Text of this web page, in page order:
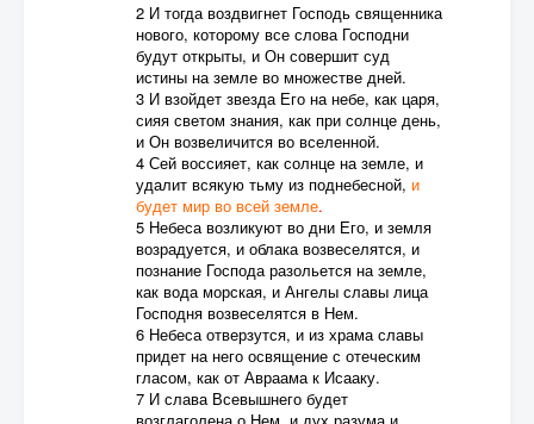
2 И тогда воздвигнет Господь священника
нового, которому все слова Господни
будут открыты, и Он совершит суд
истины на земле во множестве дней.
3 И взойдет звезда Его на небе, как царя,
сияя светом знания, как при солнце день,
и Он возвеличится во вселенной.
4 Сей воссияет, как солнце на земле, и
удалит всякую тьму из поднебесной, и
будет мир во всей земле.
5 Небеса возликуют во дни Его, и земля
возрадуется, и облака возвеселятся, и
познание Господа разольется на земле,
как вода морская, и Ангелы славы лица
Господня возвеселятся в Нем.
6 Небеса отверзутся, и из храма славы
придет на него освящение с отеческим
гласом, как от Авраама к Исааку.
7 И слава Всевышнего будет